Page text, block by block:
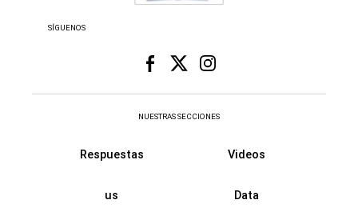
SÍGUENOS
NUESTRAS SECCIONES
Respuestas Videos
us Data